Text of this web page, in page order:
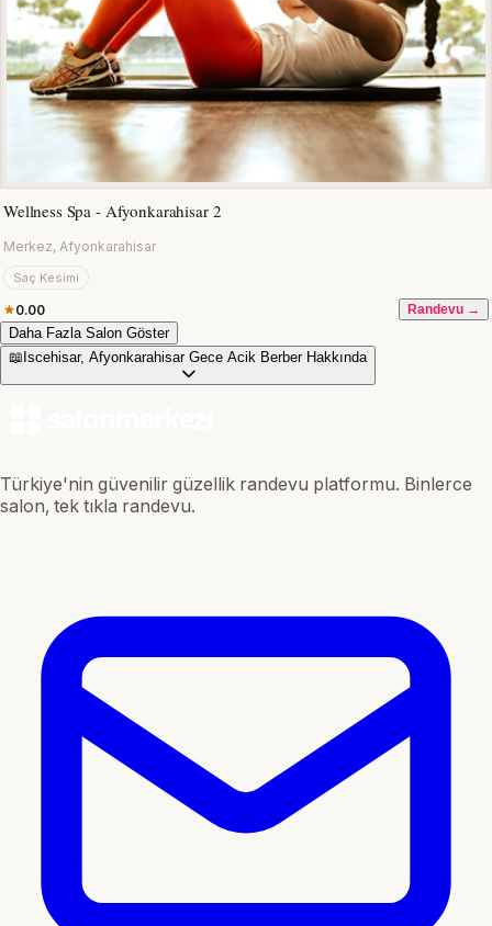
Wellness Spa - Afyonkarahisar 2
Merkez, Afyonkarahisar
Saç Kesimi
0.00 Randevu →
Daha Fazla Salon Göster
📖 Iscehisar, Afyonkarahisar Gece Acik Berber Hakkında
Türkiye'nin güvenilir güzellik randevu platformu. Binlerce
salon, tek tıkla randevu.